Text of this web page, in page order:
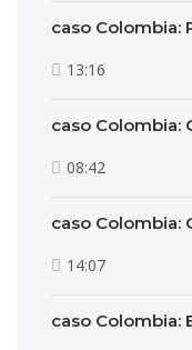
caso Colombia:
13:16
caso Colombia:
08:42
caso Colombia:
14:07
caso Colombia: